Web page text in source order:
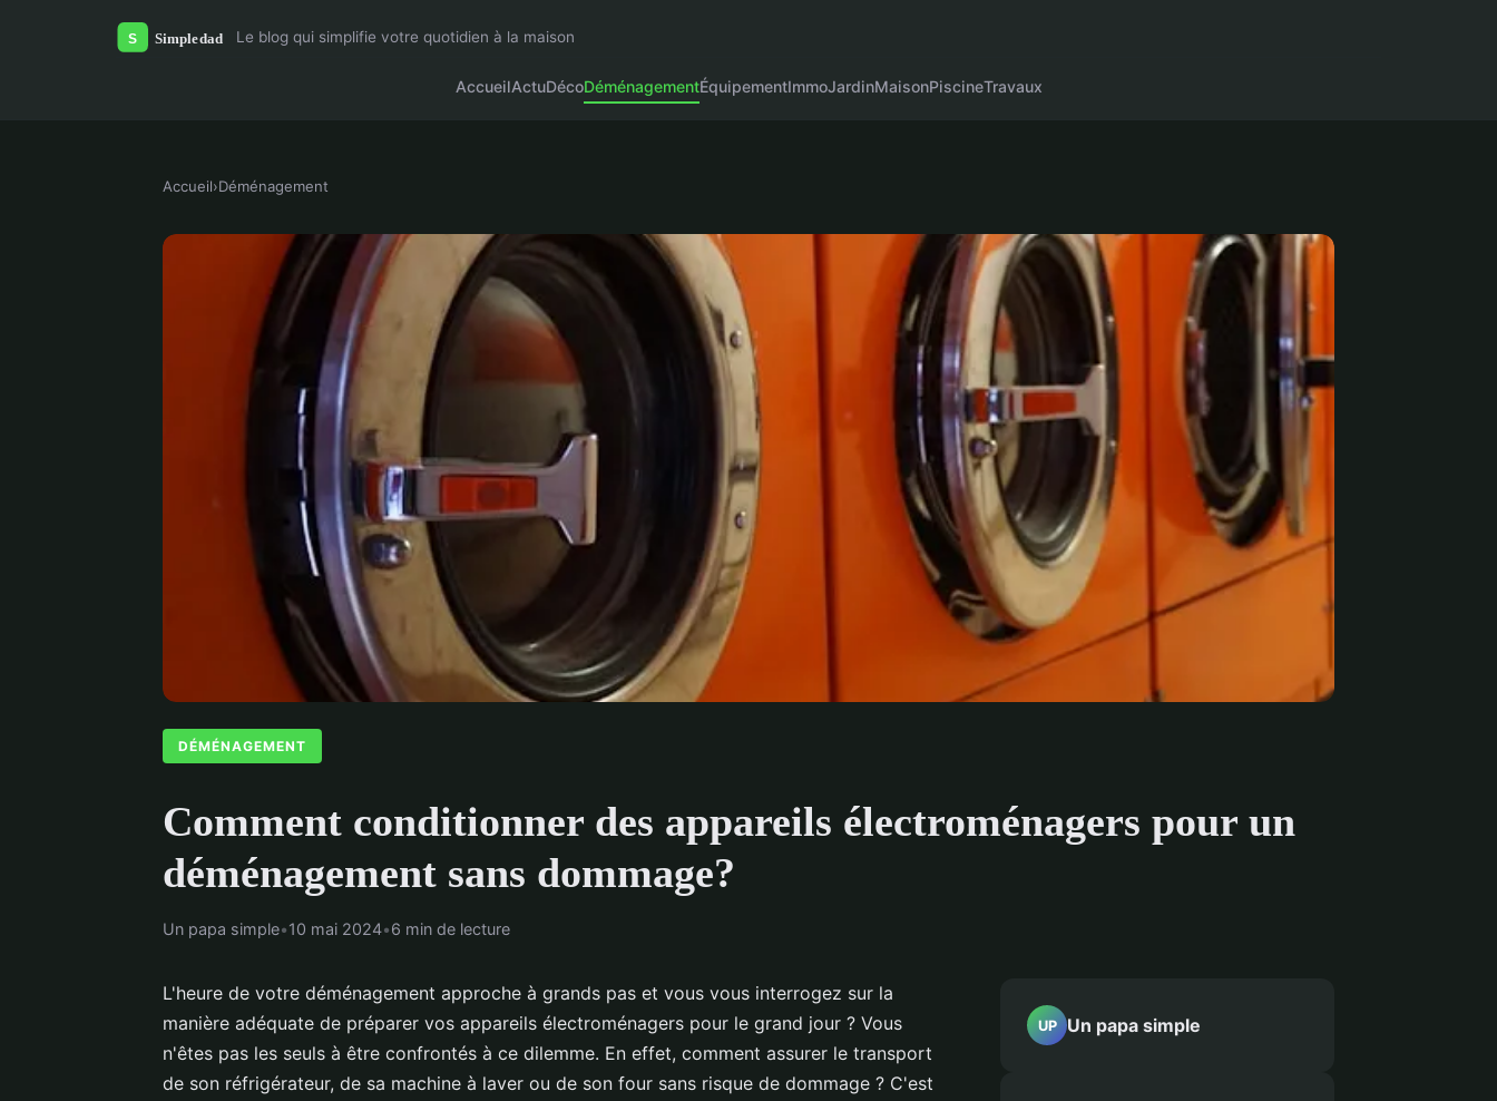
Le blog qui simplifie votre quotidien à la maison
AccueilActuDécoDéménagementÉquipementImmoJardinMaisonPiscineTravaux
Accueil›Déménagement
DÉMÉNAGEMENT
Comment conditionner des appareils électroménagers pour un
déménagement sans dommage?
Un papa simple•10 mai 2024•6 min de lecture
L'heure de votre déménagement approche à grands pas et vous vous interrogez sur la
manière adéquate de préparer vos appareils électroménagers pour le grand jour ? Vous
n'êtes pas les seuls à être confrontés à ce dilemme. En effet, comment assurer le transport
de son réfrigérateur, de sa machine à laver ou de son four sans risque de dommage ? C'est
UP Un papa simple